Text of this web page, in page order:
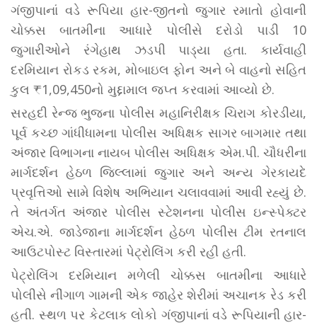
ગંજીપાનાં વડે રૂપિયા હાર-જીતનો જુગાર રમાતો હોવાની
ચોક્કસ બાતમીના આધારે પોલીસે દરોડો પાડી 10
જુગારીઓને રંગેહાથ ઝડપી પાડ્યા હતા. કાર્યવાહી
દરમિયાન રોકડ રકમ, મોબાઇલ ફોન અને બે વાહનો સહિત
કુલ ₹1,09,450નો મુદ્દામાલ જપ્ત કરવામાં આવ્યો છે.
સરહદી રેન્જ ભુજના પોલીસ મહાનિરીક્ષક ચિરાગ કોરડીયા,
પૂર્વ કચ્છ ગાંધીધામના પોલીસ અધિક્ષક સાગર બાગમાર તથા
અંજાર વિભાગના નાયબ પોલીસ અધિક્ષક એમ.પી. ચૌધરીના
માર્ગદર્શન હેઠળ જિલ્લામાં જુગાર અને અન્ય ગેરકાયદે
પ્રવૃત્તિઓ સામે વિશેષ અભિયાન ચલાવવામાં આવી રહ્યું છે.
તે અંતર્ગત અંજાર પોલીસ સ્ટેશનના પોલીસ ઇન્સ્પેક્ટર
એચ.એ. જાડેજાના માર્ગદર્શન હેઠળ પોલીસ ટીમ રતનાલ
આઉટપોસ્ટ વિસ્તારમાં પેટ્રોલિંગ કરી રહી હતી.
પેટ્રોલિંગ દરમિયાન મળેલી ચોક્કસ બાતમીના આધારે
પોલીસે નીંગાળ ગામની એક જાહેર શેરીમાં અચાનક રેડ કરી
હતી. સ્થળ પર કેટલાક લોકો ગંજીપાનાં વડે રૂપિયાની હાર-